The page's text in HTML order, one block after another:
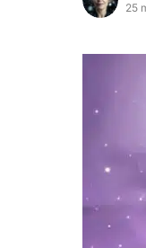
25